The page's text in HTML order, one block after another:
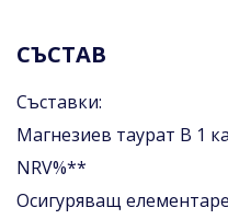
СЪСТАВ
Съставки:
Магнезиев таурат В 1
NRV%**
Осигуряващ